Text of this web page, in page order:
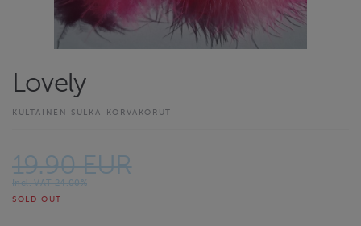
Lovely
KULTAINEN SULKA-KORVAKORUT
19.90 EUR
Incl. VAT 24.00%
SOLD OUT